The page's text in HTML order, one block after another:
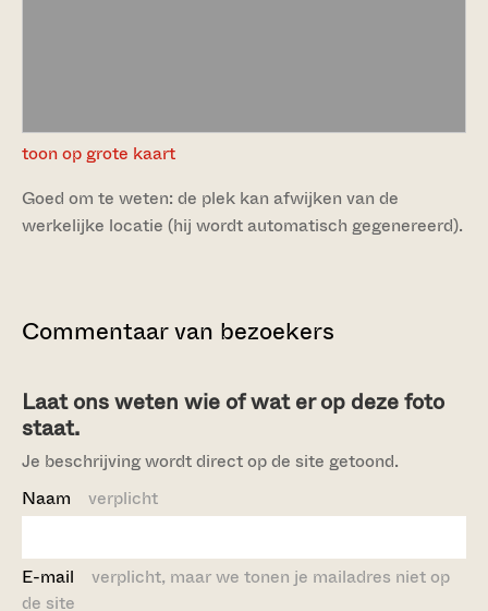
toon op grote kaart
Goed om te weten: de plek kan afwijken van de
werkelijke locatie (hij wordt automatisch gegenereerd).
Commentaar van bezoekers
Laat ons weten wie of wat er op deze foto
staat.
Je beschrijving wordt direct op de site getoond.
Naam verplicht
E-mail verplicht, maar we tonen je mailadres niet op
de site